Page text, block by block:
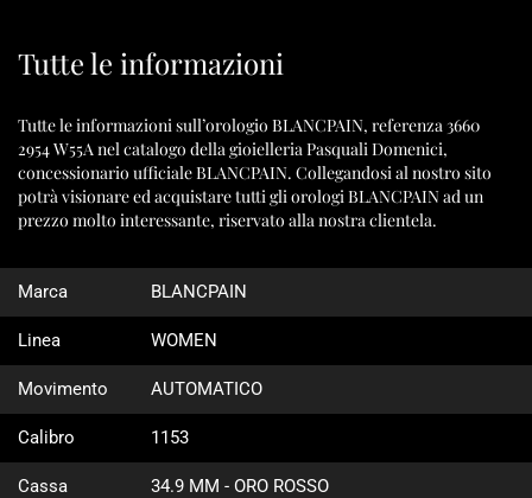
Tutte le informazioni
Tutte le informazioni sull’orologio BLANCPAIN, referenza 3660
2954 W55A nel catalogo della gioielleria Pasquali Domenici,
concessionario ufficiale BLANCPAIN. Collegandosi al nostro sito
potrà visionare ed acquistare tutti gli orologi BLANCPAIN ad un
prezzo molto interessante, riservato alla nostra clientela.
Marca BLANCPAIN
Linea WOMEN
Movimento AUTOMATICO
Calibro 1153
Cassa 34.9 MM - ORO ROSSO